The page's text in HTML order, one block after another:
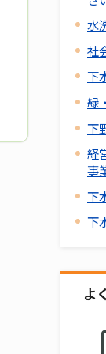
水
社
下
緑
下
経
事
下
下
よ